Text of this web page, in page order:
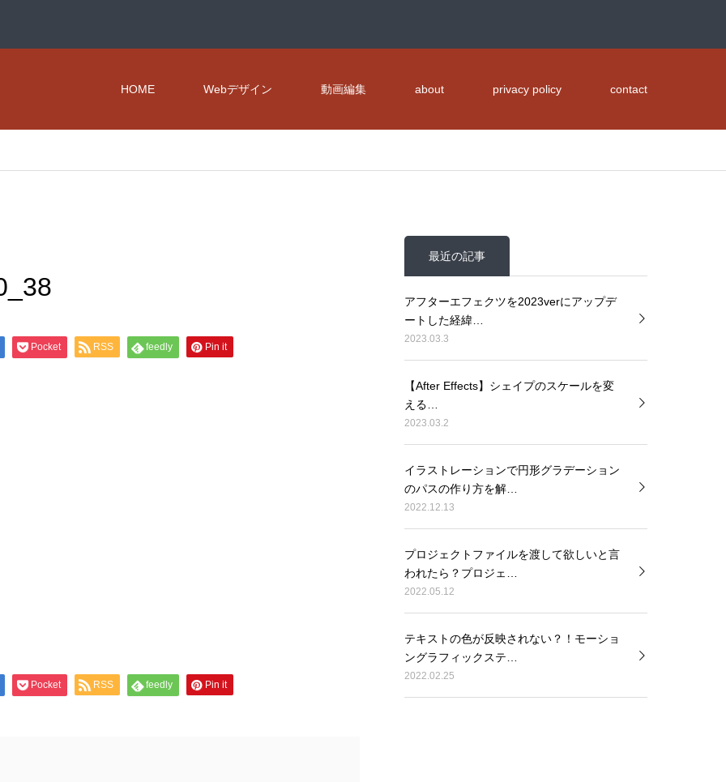
HOME Webデザイン 動画編集 about privacy policy contact
Pocket RSS feedly Pin it
Pocket RSS feedly Pin it
最近の記事
アフターエフェクツを2023verにアップデ
ートした経緯…
2023.03.3
【After Effects】シェイプのスケールを変
える…
2023.03.2
イラストレーションで円形グラデーション
のパスの作り方を解…
2022.12.13
プロジェクトファイルを渡して欲しいと言
われたら？プロジェ…
2022.05.12
テキストの色が反映されない？！モーショ
ングラフィックステ…
2022.02.25